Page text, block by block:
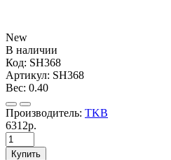
New
В наличии
Код: SH368
Артикул: SH368
Вес: 0.40
Производитель: TKB
6312р.
Купить